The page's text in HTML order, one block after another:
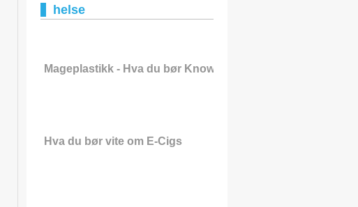
helse
Mageplastikk - Hva du bør Know
Hva du bør vite om E-Cigs